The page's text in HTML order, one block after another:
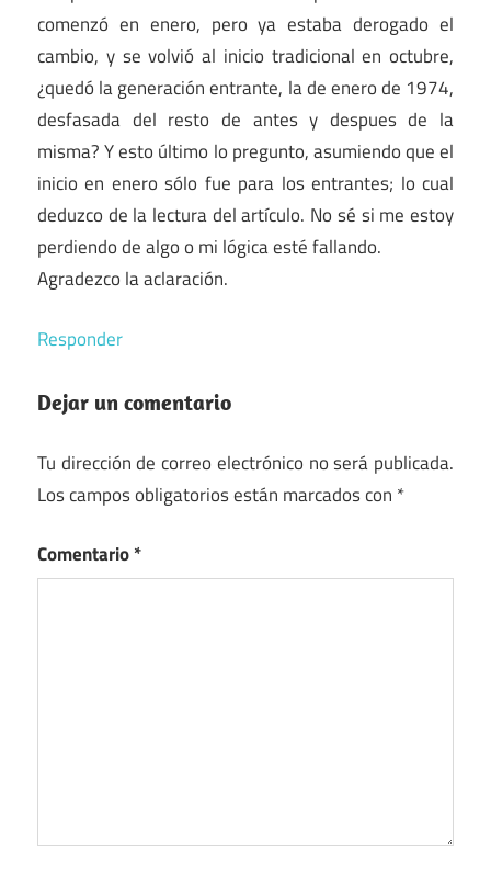
comenzó en enero, pero ya estaba derogado el
cambio, y se volvió al inicio tradicional en octubre,
¿quedó la generación entrante, la de enero de 1974,
desfasada del resto de antes y despues de la
misma? Y esto último lo pregunto, asumiendo que el
inicio en enero sólo fue para los entrantes; lo cual
deduzco de la lectura del artículo. No sé si me estoy
perdiendo de algo o mi lógica esté fallando.
Agradezco la aclaración.
Responder
Dejar un comentario
Tu dirección de correo electrónico no será publicada.
Los campos obligatorios están marcados con *
Comentario*